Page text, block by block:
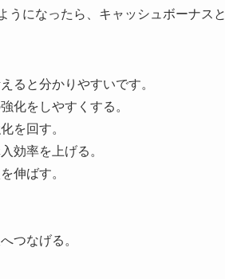
うになったら、キャッシュボーナス
ると分かりやすいです。
化をしやすくする。
を回す。
効率を上げる。
伸ばす。
つなげる。